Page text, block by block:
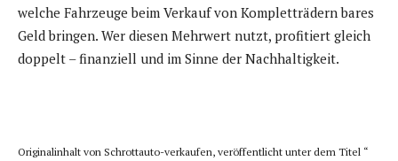
welche Fahrzeuge beim Verkauf von Kompletträdern bares
Geld bringen. Wer diesen Mehrwert nutzt, profitiert gleich
doppelt – finanziell und im Sinne der Nachhaltigkeit.
Originalinhalt von Schrottauto-verkaufen, veröffentlicht unter dem Titel “